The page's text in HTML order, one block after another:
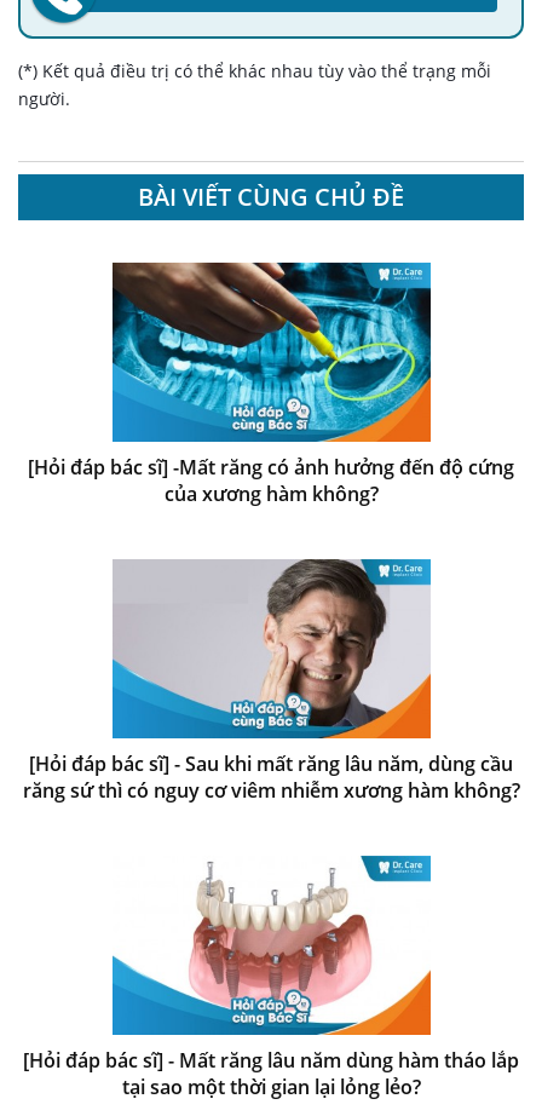
(*) Kết quả điều trị có thể khác nhau tùy vào thể trạng mỗi
người.
BÀI VIẾT CÙNG CHỦ ĐỀ
[Hỏi đáp bác sĩ] -Mất răng có ảnh hưởng đến độ cứng
của xương hàm không?
[Hỏi đáp bác sĩ] - Sau khi mất răng lâu năm, dùng cầu
răng sứ thì có nguy cơ viêm nhiễm xương hàm không?
[Hỏi đáp bác sĩ] - Mất răng lâu năm dùng hàm tháo lắp
tại sao một thời gian lại lỏng lẻo?